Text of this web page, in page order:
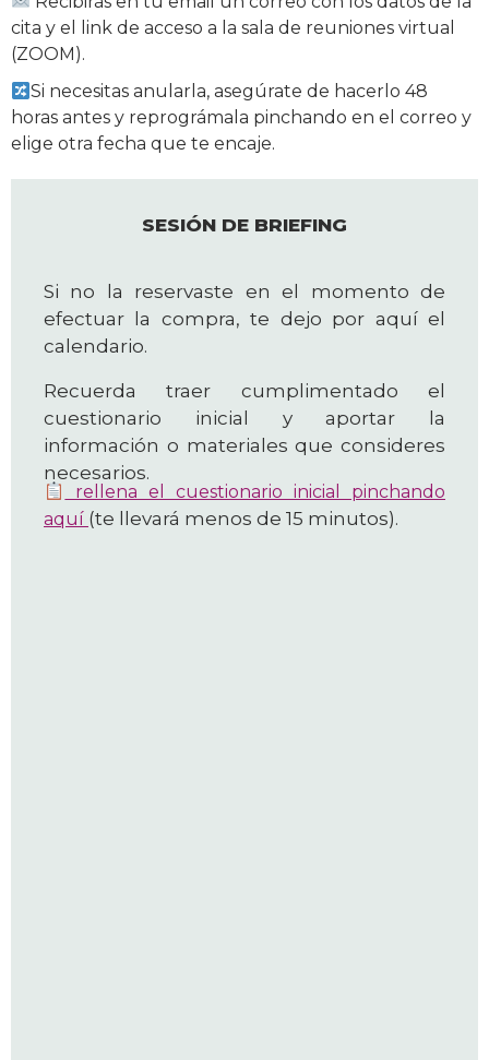
cita y el link de acceso a la sala de reuniones virtual
(ZOOM).
Si necesitas anularla, asegúrate de hacerlo 48
horas antes y reprográmala pinchando en el correo y
elige otra fecha que te encaje.
SESIÓN DE BRIEFING
Si no la reservaste en el momento de
efectuar la compra, te dejo por aquí el
calendario.
Recuerda traer cumplimentado el
cuestionario inicial y aportar la
información o materiales que consideres
necesarios.
rellena el cuestionario inicial pinchando
aquí (te llevará menos de 15 minutos).